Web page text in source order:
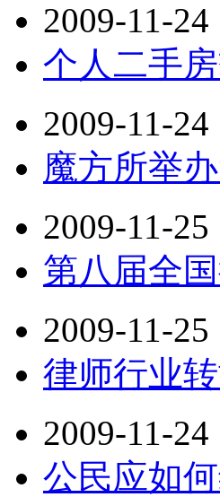
2009-11-24
个人二手
2009-11-24
魔方所举
2009-11-25
第八届全
2009-11-25
律师行业
2009-11-24
公民应如